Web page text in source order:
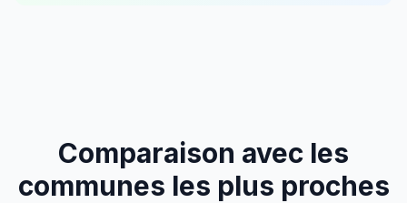
Comparaison avec les
communes les plus proches